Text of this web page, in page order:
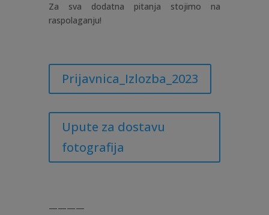
Za sva dodatna pitanja stojimo na
raspolaganju!
Prijavnica_Izlozba_2023
Upute za dostavu
fotografija
————